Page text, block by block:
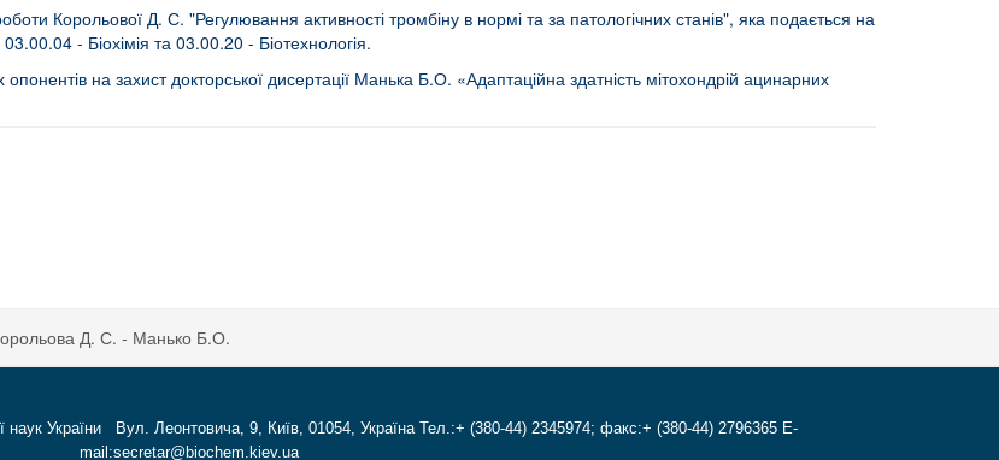
Корольової Д. С. "Регулювання активності тромбіну в нормі та за патологічних станів", яка подається на
- Біохімія та 03.00.20 - Біотехнологія.
на захист докторської дисертації Манька Б.О. «Адаптаційна здатність мітохондрій ацинарних
Д. С. - Манько Б.О.
наук України Вул. Леонтовича, 9, Київ, 01054, Україна Тел.:+ (380-44) 2345974; факс:+ (380-44) 2796365 E-
mail:secretar@biochem.kiev.ua